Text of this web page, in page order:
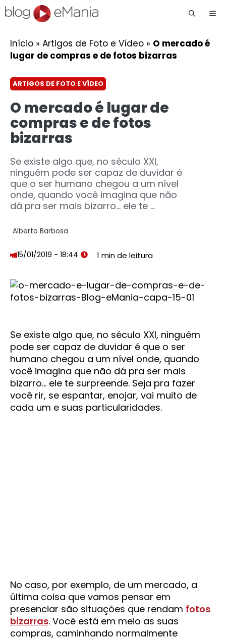
Início » Artigos de Foto e Vídeo » O mercado é
lugar de compras e de fotos bizarras
ARTIGOS DE FOTO E VÍDEO
O mercado é lugar de
compras e de fotos
bizarras
Se existe algo que, no século XXI,
ninguém pode ser capaz de duvidar é
que o ser humano chegou a um nível
onde, quando você imagina que não
dá pra ser mais bizarro… ele te ...
Alberto Barbosa
15/01/2019 - 18:44
Se existe algo que, no século XXI, ninguém
pode ser capaz de duvidar é que o ser
humano chegou a um nível onde, quando
você imagina que não dá pra ser mais
bizarro… ele te surpreende. Seja pra fazer
você rir, se espantar, enojar, vai muito de
cada um e suas particularidades.
No caso, por exemplo, de um mercado, a
última coisa que vamos pensar em
presenciar são situações que rendam fotos
bizarras. Você está em meio as suas
compras, caminhando normalmente